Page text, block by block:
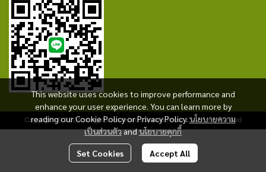
This website uses cookies to improve performance and
enhance your user experience. You can learn more by
reading our Cookie Policy or Privacy Policy.นโยบายความ
เป็นส่วนตัวandนโยบายคุกกี้
Set Cookies Accept All
Copyrigth © 2024 all rights reserved | Speed Press Company Limited